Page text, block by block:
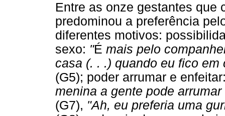
Entre as onze gestantes que
predominou a preferência
diferentes motivos:
sexo: "É mais pelo
casa (. . .) quando eu fico
(G5); poder arrumar e
menina a gente pode
(G7), "Ah, eu preferia uma